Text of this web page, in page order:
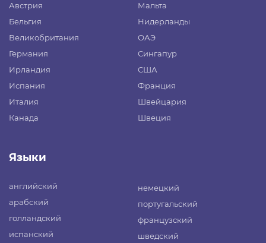
Австрия
Бельгия
Великобритания
Германия
Ирландия
Испания
Италия
Канада
Мальта
Нидерланды
ОАЭ
Сингапур
США
Франция
Швейцария
Швеция
Языки
английский
арабский
голландский
испанский
немецкий
португальский
французский
шведский